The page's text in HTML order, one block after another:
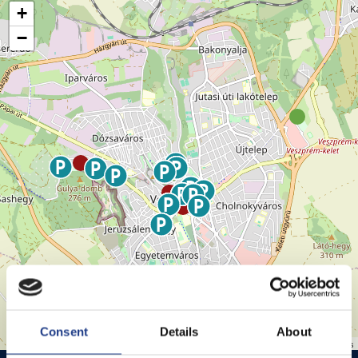
Consent Details About
+
−
contributors